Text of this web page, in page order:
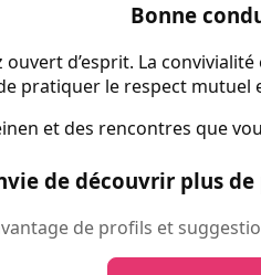
Bonne
ouvert d’esprit. La
pratiquer le respect mutuel
et des rencontres que
de découvrir plus
de profils et